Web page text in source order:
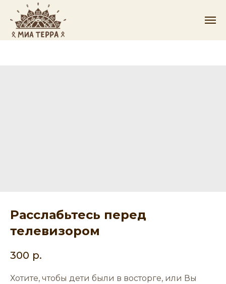
Расслабьтесь перед
телевизором
300 р.
Хотите, чтобы дети были в восторге, или Вы